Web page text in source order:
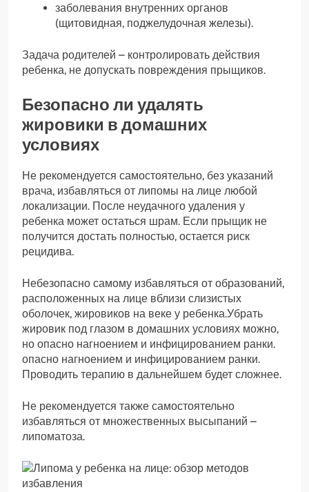
заболевания внутренних органов
(щитовидная, поджелудочная железы).
Задача родителей – контролировать действия
ребенка, не допускать повреждения прыщиков.
Безопасно ли удалять
жировики в домашних
условиях
Не рекомендуется самостоятельно, без указаний
врача, избавляться от липомы на лице любой
локализации. После неудачного удаления у
ребенка может остаться шрам. Если прыщик не
получится достать полностью, остается риск
рецидива.
Небезопасно самому избавляться от образований,
расположенных на лице вблизи слизистых
оболочек, жировиков на веке у ребенка.Убрать
жировик под глазом в домашних условиях можно,
но опасно нагноением и инфицированием ранки.
опасно нагноением и инфицированием ранки.
Проводить терапию в дальнейшем будет сложнее.
Не рекомендуется также самостоятельно
избавляться от множественных высыпаний –
липоматоза.